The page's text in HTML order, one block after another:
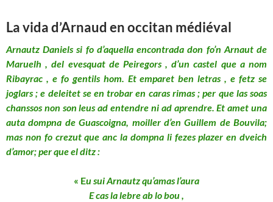
La vida d’Arnaud en occitan médiéval
Arnautz Daniels si fo d’aquella encontrada don fo’n Arnaut de
Maruelh , del evesquat de Peiregors , d’un castel que a nom
Ribayrac , e fo gentils hom. Et emparet ben letras , e fetz se
joglars ; e deleitet se en trobar en caras rimas ; per que las soas
chanssos non son leus ad entendre ni ad aprendre. Et amet una
auta dompna de Guascoigna, moiller d’en Guillem de Bouvila;
mas non fo crezut que anc la dompna li fezes plazer en dveich
d’amor; per que el ditz :
« Eu sui Arnautz qu’amas l’aura
E cas la lebre ab lo bou ,